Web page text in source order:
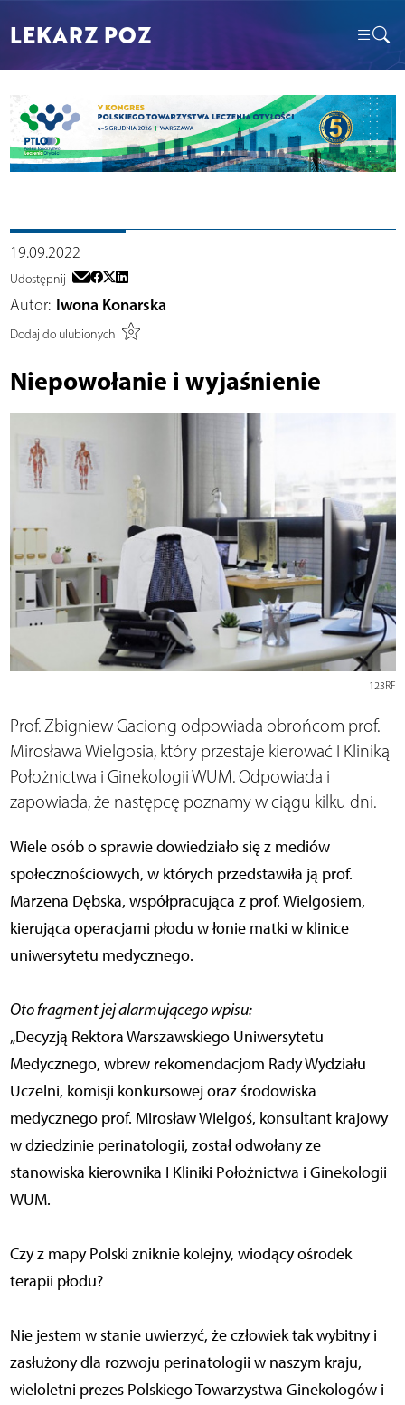
LEKARZ POZ
19.09.2022
Udostępnij
Autor: Iwona Konarska
Dodaj do ulubionych
Niepowołanie i wyjaśnienie
123RF
Prof. Zbigniew Gaciong odpowiada obrońcom prof.
Mirosława Wielgosia, który przestaje kierować I Kliniką
Położnictwa i Ginekologii WUM. Odpowiada i
zapowiada, że następcę poznamy w ciągu kilku dni.
Wiele osób o sprawie dowiedziało się z mediów
społecznościowych, w których przedstawiła ją prof.
Marzena Dębska, współpracująca z prof. Wielgosiem,
kierująca operacjami płodu w łonie matki w klinice
uniwersytetu medycznego.
Oto fragment jej alarmującego wpisu:
„Decyzją Rektora Warszawskiego Uniwersytetu
Medycznego, wbrew rekomendacjom Rady Wydziału
Uczelni, komisji konkursowej oraz środowiska
medycznego prof. Mirosław Wielgoś, konsultant krajowy
w dziedzinie perinatologii, został odwołany ze
stanowiska kierownika I Kliniki Położnictwa i Ginekologii
WUM.
Czy z mapy Polski zniknie kolejny, wiodący ośrodek
terapii płodu?
Nie jestem w stanie uwierzyć, że człowiek tak wybitny i
zasłużony dla rozwoju perinatologii w naszym kraju,
wieloletni prezes Polskiego Towarzystwa Ginekologów i